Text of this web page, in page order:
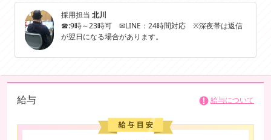
ートで悩みはないか、いまの出勤ペースで体調はきつくないか、今後は
どうなっていきたいか、ときには2時間以上話し込むことも。過去の接客
数や本指名数をもとに今後の目標を立てて、振り返り面談までしていま
す。高いプロデュース力と手厚いフォローがあるので、未経験でも安心
して働いていけるはず♪
採用担当北川
☎:9時～23時可 ✉LINE：24時間対応 ※深夜帯は返信
が翌日になる場合があります。
給与 給与について